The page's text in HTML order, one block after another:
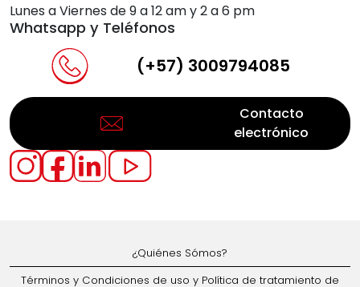
Lunes a Viernes de 9 a 12 am y 2 a 6 pm
Whatsapp y Teléfonos
(+57) 3009794085
Contacto
electrónico
¿Quiénes Sómos?
Términos y Condiciones de uso y Política de tratamiento de